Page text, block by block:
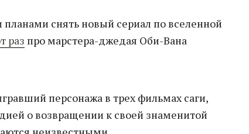
снять новый сериал по вселенной
раз про марстера-джедая Оби-Вана
персонажа в трех фильмах саги,
о возвращении к своей знаменитой